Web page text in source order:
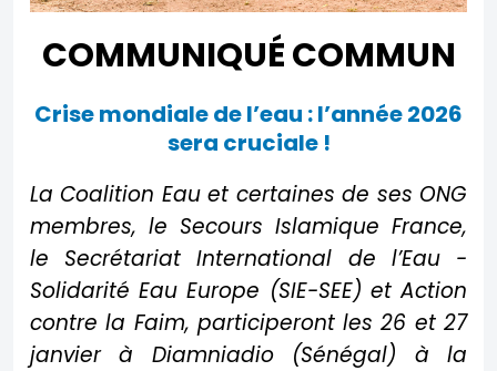
COMMUNIQUÉ COMMUN
Crise mondiale de l’eau : l’année 2026
sera cruciale !
La Coalition Eau et certaines de ses ONG
membres, le Secours Islamique France,
le Secrétariat International de l’Eau -
Solidarité Eau Europe (SIE-SEE) et Action
contre la Faim, participeront les 26 et 27
janvier à Diamniadio (Sénégal) à la